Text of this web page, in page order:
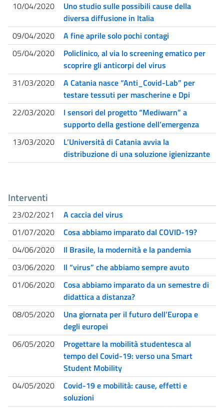
10/04/2020
Uno studio sulle possibili cause della
diversa diffusione in Italia
09/04/2020
A fine aprile solo pochi contagi
05/04/2020
Policlinico, al via lo screening ematico per
scoprire gli anticorpi del virus
31/03/2020
A Catania nasce “Anti_Covid-Lab” per
testare tessuti per mascherine e Dpi
22/03/2020
I sensori del progetto “Mediwarn” a
supporto della gestione dell’emergenza
13/03/2020
L’Università di Catania avvia la
distribuzione di una soluzione igienizzante
Interventi
23/02/2021
A caccia del virus
01/07/2020
Cosa abbiamo imparato dal COVID-19?
04/06/2020
Il Brasile, la modernità e la pandemia
03/06/2020
Il “virus” che abbiamo sempre avuto
01/06/2020
Cosa abbiamo imparato da un semestre di
didattica a distanza?
08/05/2020
Una giornata per il futuro dell’Europa e
degli europei
06/05/2020
Progettare la mobilità studentesca al
tempo del Covid-19: verso una Smart
Student Mobility
04/05/2020
Covid-19 e mobilità: cause, effetti e
soluzioni